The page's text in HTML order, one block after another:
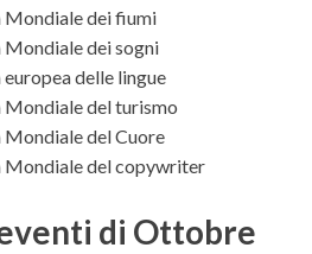
Mondiale dei fiumi
dei sogni
delle lingue
del turismo
del Cuore
Mondiale del copywriter
di Ottobre